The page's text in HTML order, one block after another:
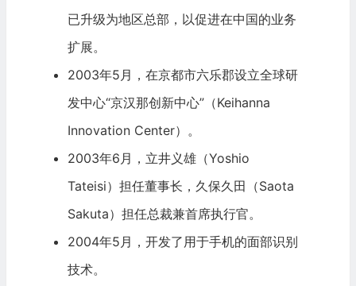
已升级为地区总部，以促进在中国的业务
扩展。
2003年5月，在京都市六乐郡设立全球研
发中心“京汉那创新中心”（Keihanna
Innovation Center）。
2003年6月，立井义雄（Yoshio
Tateisi）担任董事长，久保久田（Saota
Sakuta）担任总裁兼首席执行官。
2004年5月，开发了用于手机的面部识别
技术。